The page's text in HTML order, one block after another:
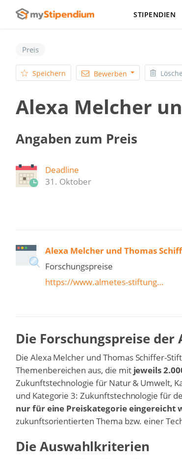
STIPENDIEN
Preis
Speichern Bewerben
Alexa Melcher
Angaben zum Preis
Deadline
31. Oktober
Alexa Melcher und Thomas
Forschungspreise
https://www.almetes-stiftung…
Die Forschungspreise
Die Alexa Melcher und Thomas Schiffer-
Themenbereichen aus, die mit jeweils
Zukunftstechnologie für Natur & Umwelt,
und Kategorie 3: Zukunftstechnologie für
nur für eine Preiskategorie eingereicht
zukunftsorientierten Thema bzw. einer
Die Auswahlkriterien